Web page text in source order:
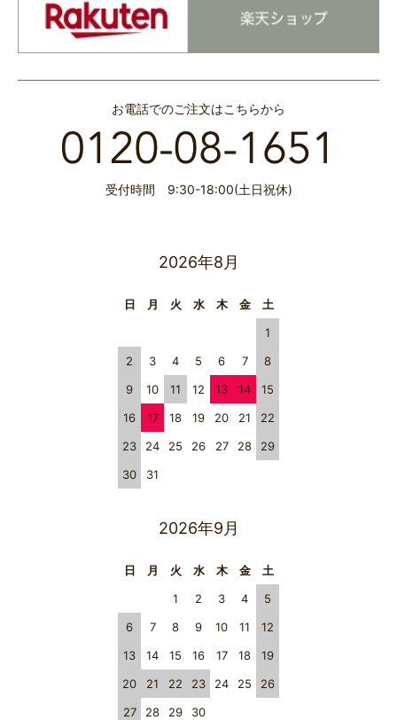
お電話でのご注文はこちらから
受付時間 9:30-18:00(土日祝休)
2026年8月
日 月 火 水 木 金
土
1
2
3 4 5 6 7
8
9
10 11 12 13 14
15
16
17 18 19 20 21
22
23
24 25 26 27 28
29
30
31
2026年9月
日 月 火 水 木 金
土
1
2 3 4
5
6
7 8 9 10 11
12
13
14 15 16 17 18
19
20
21 22 23 24 25
26
27
28 29 30